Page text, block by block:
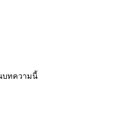
บทความนี้